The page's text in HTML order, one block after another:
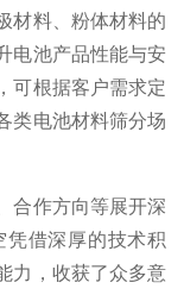
材料、粉体材料的
电池产品性能与安
可根据客户需求定
类电池材料筛分场
作方向等展开深
凭借深厚的技术积
力，收获了众多意